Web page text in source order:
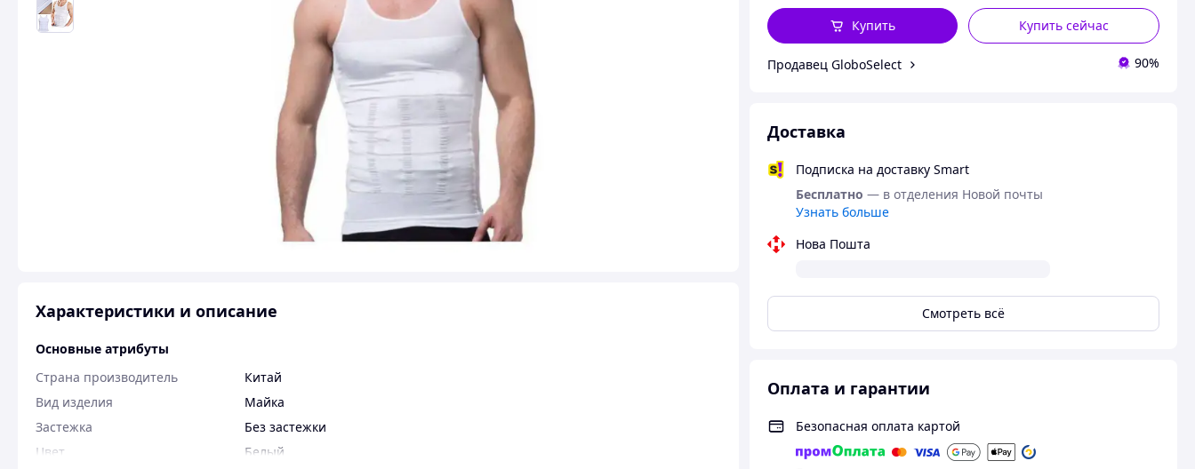
Купить сейчас
Купить
Продавец GloboSelect 90%
Доставка
Подписка на доставку Smart
Бесплатно — в отделения Новой почты
Узнать больше
Нова Пошта
Смотреть всё
Оплата и гарантии
Безопасная оплата картой
Характеристики и описание
Основные атрибуты
Страна производитель
Китай
Вид изделия
Майка
Застежка
Без застежки
Цвет
Белый